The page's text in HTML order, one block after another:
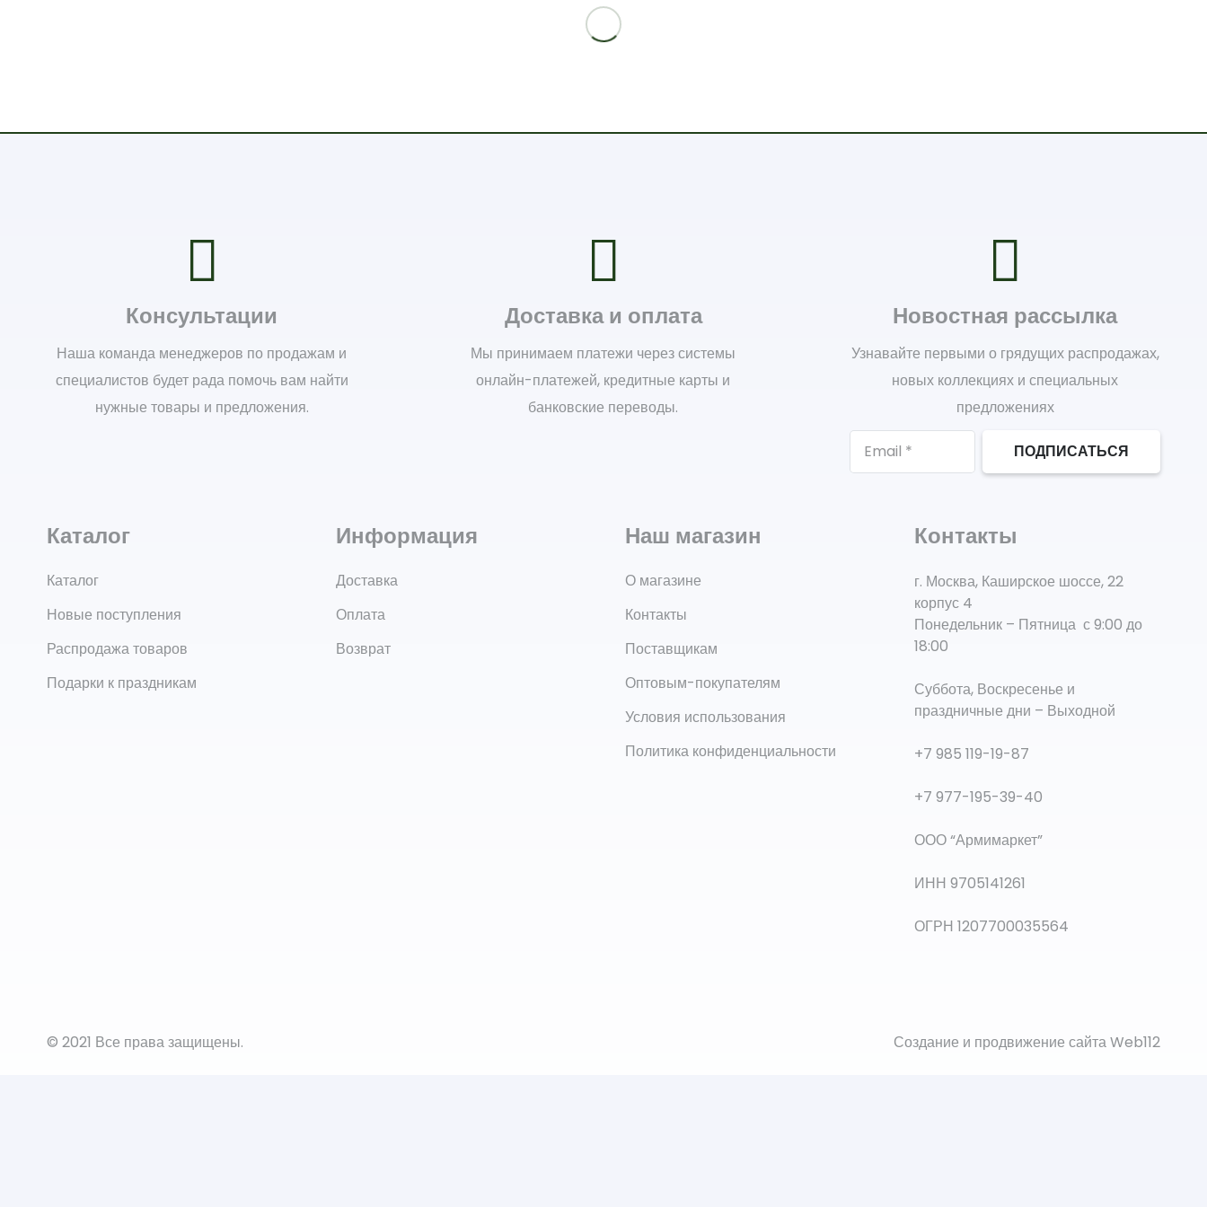
Консультации
Наша команда менеджеров по продажам и
специалистов будет рада помочь вам найти
нужные товары и предложения.
Доставка и оплата
Мы принимаем платежи через системы
онлайн-платежей, кредитные карты и
банковские переводы.
Новостная рассылка
Узнавайте первыми о грядущих распродажах,
новых коллекциях и специальных
предложениях
ПОДПИСАТЬСЯ
Каталог
Каталог
Новые поступления
Распродажа товаров
Подарки к праздникам
Информация
Доставка
Оплата
Возврат
Наш магазин
О магазине
Контакты
Поставщикам
Оптовым-покупателям
Условия использования
Политика конфиденциальности
Контакты
г. Москва, Каширское шоссе, 22
корпус 4
Понедельник – Пятница с 9:00 до
18:00
Суббота, Воскресенье и
праздничные дни – Выходной
+7 985 119-19-87
+7 977-195-39-40
ООО “Армимаркет”
ИНН 9705141261
ОГРН 1207700035564
© 2021 Все права защищены. Создание и продвижение сайта Web112